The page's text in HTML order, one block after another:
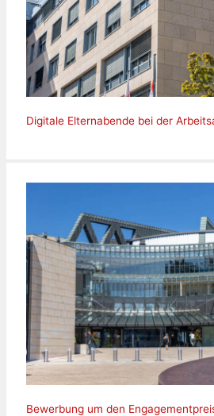
Digitale Elternabende bei der
Bewerbung um den